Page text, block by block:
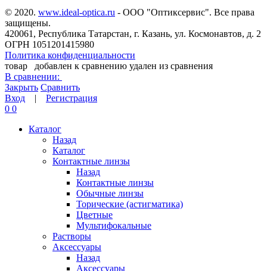
© 2020. www.ideal-optica.ru - ООО "Оптиксервис". Все права
защищены.
420061, Республика Татарстан, г. Казань, ул. Космонавтов, д. 2
ОГРН 1051201415980
Политика конфиденциальности
товар
добавлен к сравнению удален из сравнения
В сравнении:
Закрыть Сравнить
Вход | Регистрация
0 0
Каталог
Назад
Каталог
Контактные линзы
Назад
Контактные линзы
Обычные линзы
Торические (астигматика)
Цветные
Мультифокальные
Растворы
Аксессуары
Назад
Аксессуары